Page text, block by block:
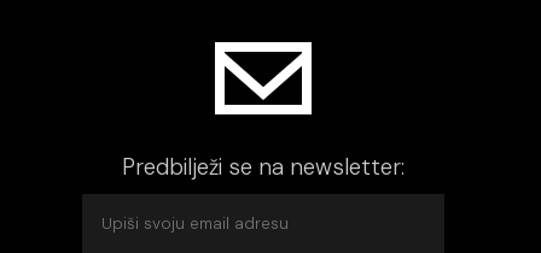
Predbilježi se na newsletter: